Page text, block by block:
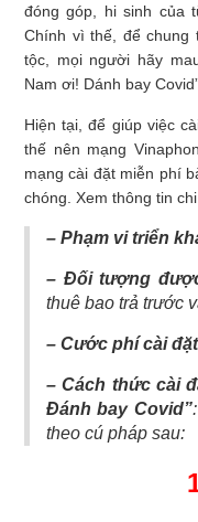
đóng góp, hi sinh của
Chính vì thế, để chung
tộc, mọi người hãy
Nam ơi! Dánh bay
Hiện tại, để giúp việc
thế nên mạng
mạng cài đặt miễn phí
chóng. Xem thông tin
– Phạm vi triển
– Đối tượng
thuê bao trả trước
– Cước phí cài
– Cách thức cài
Đánh bay Covid”
theo cú pháp sau: